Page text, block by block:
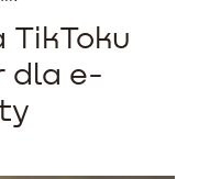
TikToku
dla e-